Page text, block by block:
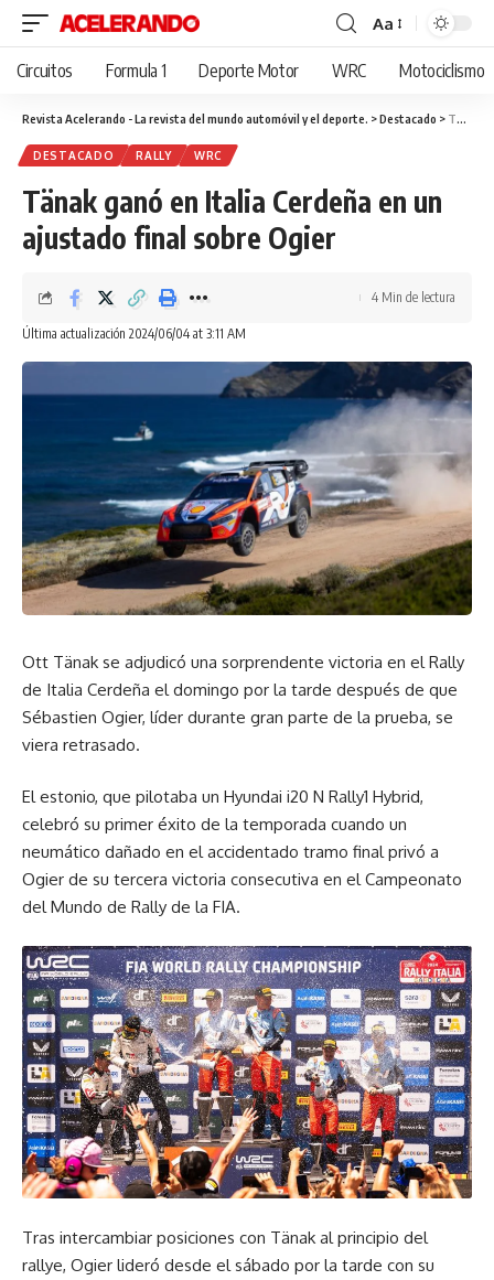
Cambiar
tamaño
fuente
Aa
Circuitos Formula 1 Deporte Motor WRC Motociclismo
Revista Acelerando - La revista del mundo automóvil y el deporte. >Destacado > Tänak ganó en Italia Cerdeña en un ajustado final sobre Ogier
DESTACADO RALLY WRC
Tänak ganó en Italia Cerdeña en un
ajustado final sobre Ogier
Última actualización 2024/06/04 at 3:11 AM
4 Min de lectura
Ott Tänak se adjudicó una sorprendente victoria en el Rally
de Italia Cerdeña el domingo por la tarde después de que
Sébastien Ogier, líder durante gran parte de la prueba, se
viera retrasado.
El estonio, que pilotaba un Hyundai i20 N Rally1 Hybrid,
celebró su primer éxito de la temporada cuando un
neumático dañado en el accidentado tramo final privó a
Ogier de su tercera victoria consecutiva en el Campeonato
del Mundo de Rally de la FIA.
Tras intercambiar posiciones con Tänak al principio del
rallye, Ogier lideró desde el sábado por la tarde con su